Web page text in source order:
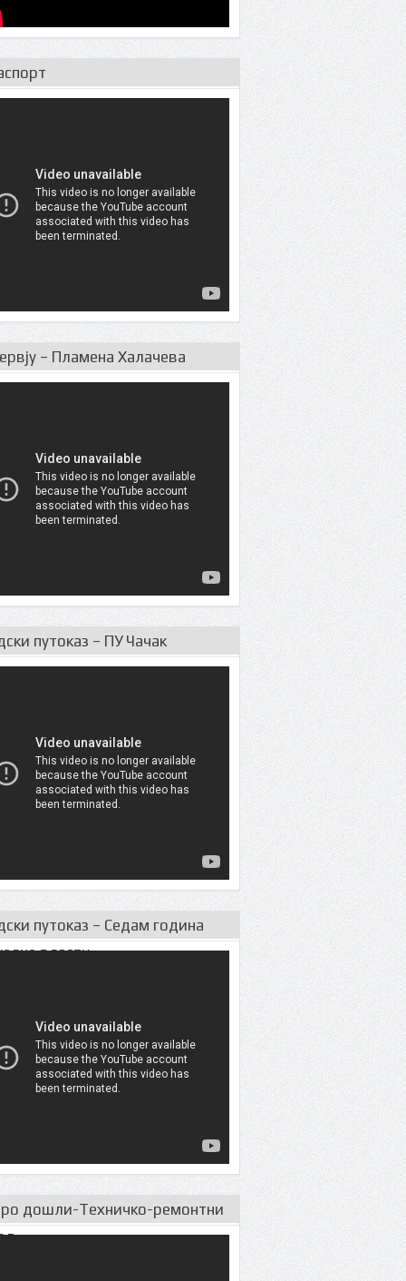
– Пламена Халачева
путоказ – ПУ Чачак
путоказ – Седам година
власти
дошли-Техничко-ремонтни